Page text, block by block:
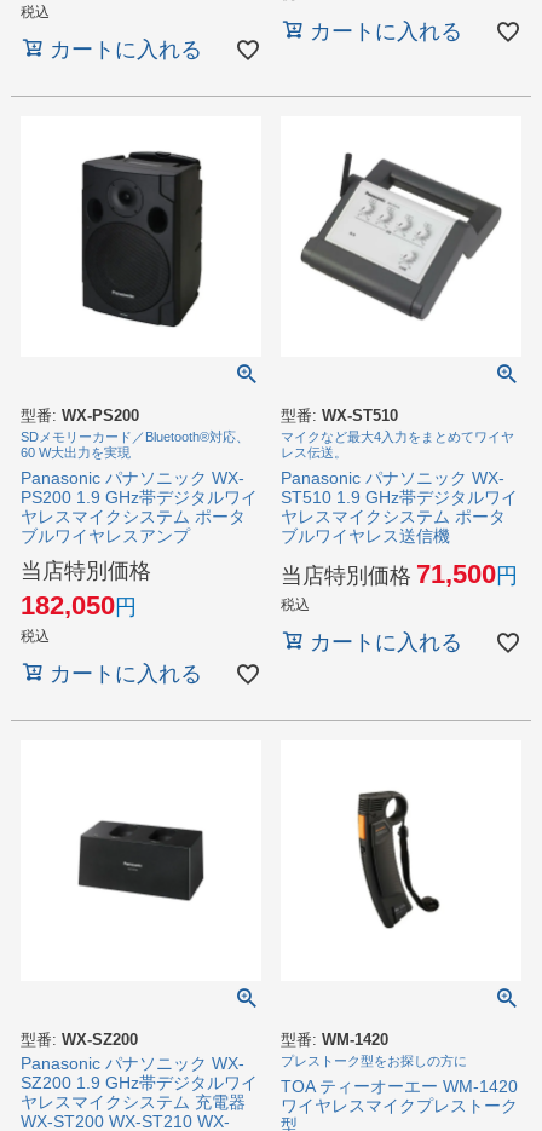
税込
カートに入れる
カートに入れる
型番: WX-PS200
SDメモリーカード／Bluetooth®対応、
60 W大出力を実現
Panasonic パナソニック WX-
PS200 1.9 GHz帯デジタルワイ
ヤレスマイクシステム ポータ
ブルワイヤレスアンプ
当店特別価格
182,050
税込
カートに入れる
型番: WX-ST510
マイクなど最大4入力をまとめてワイヤ
レス伝送。
Panasonic パナソニック WX-
ST510 1.9 GHz帯デジタルワイ
ヤレスマイクシステム ポータ
ブルワイヤレス送信機
当店特別価格 71,500
税込
カートに入れる
型番: WX-SZ200
Panasonic パナソニック WX-
SZ200 1.9 GHz帯デジタルワイ
ヤレスマイクシステム 充電器
WX-ST200 WX-ST210 WX-
型番: WM-1420
プレストーク型をお探しの方に
TOA ティーオーエー WM-1420
ワイヤレスマイクプレストーク
型